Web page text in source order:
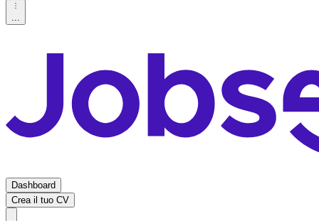
...
Dashboard
Crea il tuo CV